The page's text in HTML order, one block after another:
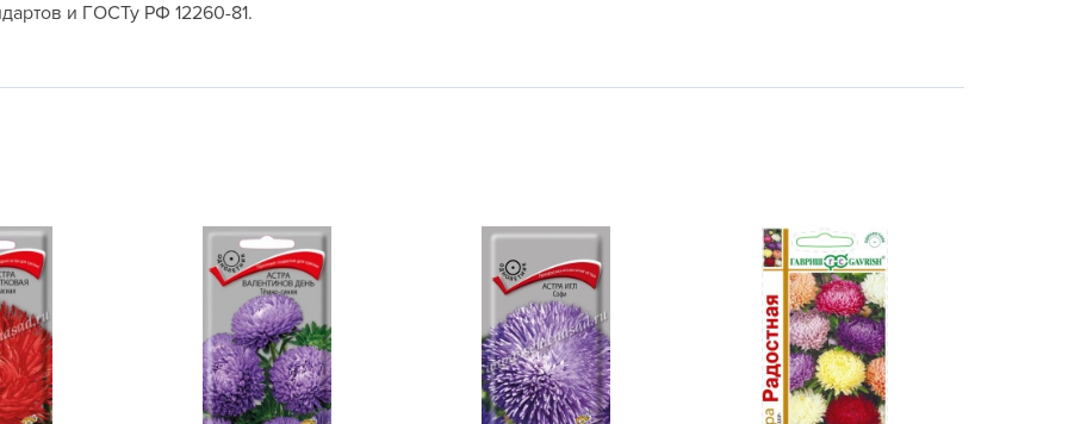
LISTOK
Raco
Rehau
Robin Green
Rubit
Santino
Terra Vita
и ГОСТу РФ 12260-81.